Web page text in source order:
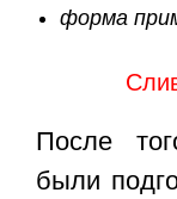
форма
После
были